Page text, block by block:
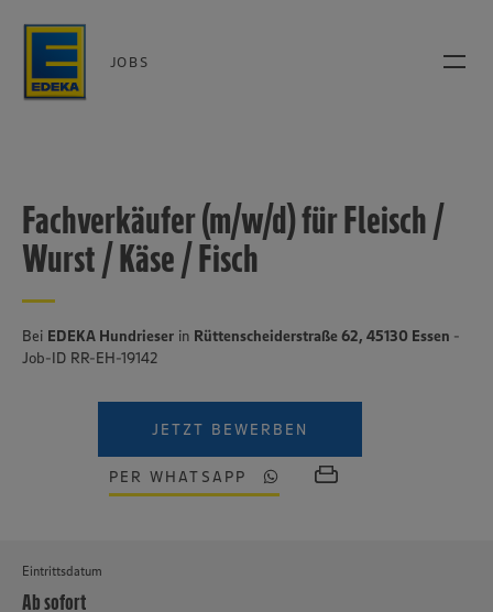
JOBS
Fachverkäufer (m/w/d) für Fleisch /
Wurst / Käse / Fisch
Bei EDEKA Hundrieser in Rüttenscheiderstraße 62, 45130 Essen -
Job-ID RR-EH-19142
JETZT BEWERBEN
PER WHATSAPP
Eintrittsdatum
Ab sofort